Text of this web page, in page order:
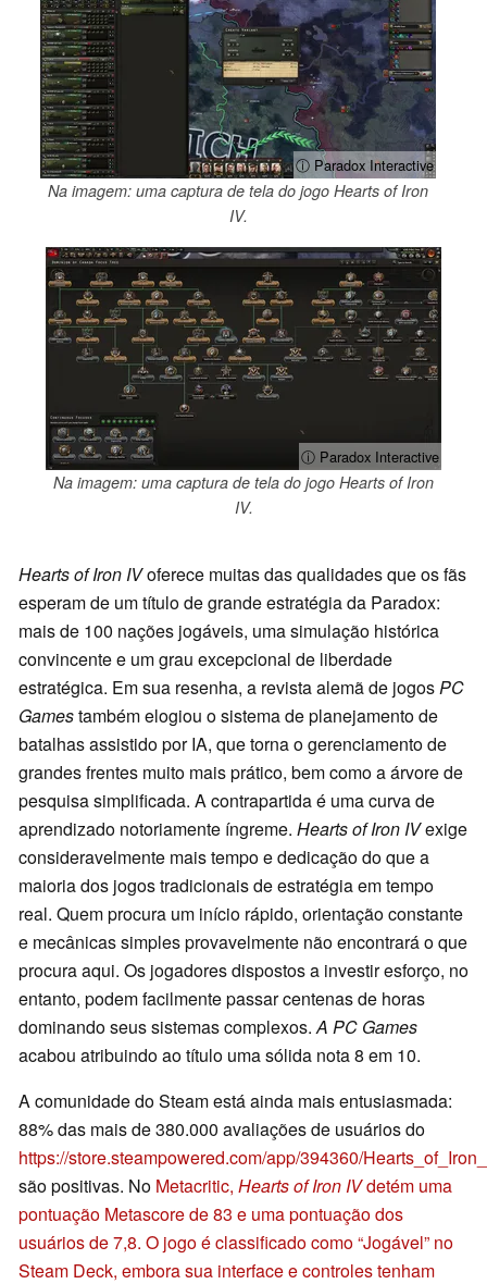
ⓘ Paradox Interactive
Na imagem: uma captura de tela do jogo Hearts of Iron
IV.
ⓘ Paradox Interactive
Na imagem: uma captura de tela do jogo Hearts of Iron
IV.
Hearts of Iron IVoferece muitas das qualidades que os fãs
esperam de um título de grande estratégia da Paradox:
mais de 100 nações jogáveis, uma simulação histórica
convincente e um grau excepcional de liberdade
estratégica. Em sua resenha, a revista alemã de jogosPC
Gamestambém elogiou o sistema de planejamento de
batalhas assistido por IA, que torna o gerenciamento de
grandes frentes muito mais prático, bem como a árvore de
pesquisa simplificada. A contrapartida é uma curva de
aprendizado notoriamente íngreme. Hearts of Iron IVexige
consideravelmente mais tempo e dedicação do que a
maioria dos jogos tradicionais de estratégia em tempo
real. Quem procura um início rápido, orientação constante
e mecânicas simples provavelmente não encontrará o que
procura aqui. Os jogadores dispostos a investir esforço, no
entanto, podem facilmente passar centenas de horas
dominando seus sistemas complexos.A PC Games
acabou atribuindo ao título uma sólida nota 8 em 10.
A comunidade do Steam está ainda mais entusiasmada:
88% das mais de 380.000 avaliações de usuários do
https://store.steampowered.com/app/394360/
são positivas. No Metacritic, Hearts of Iron IVdetém uma
pontuação Metascore de 83 e uma pontuação dos
usuários de 7,8. O jogo é classificado como “Jogável” no
Steam Deck, embora sua interface e controles tenham